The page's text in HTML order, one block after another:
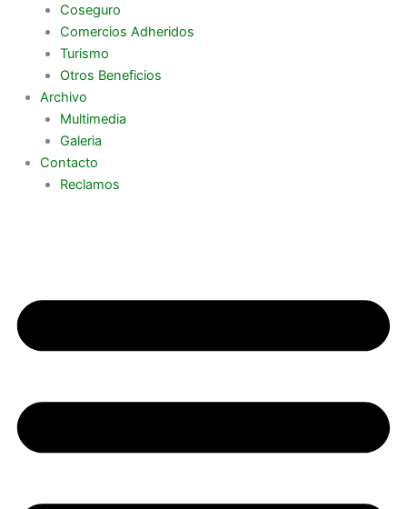
Coseguro
Comercios Adheridos
Turismo
Otros Beneficios
Archivo
Multimedia
Galeria
Contacto
Reclamos